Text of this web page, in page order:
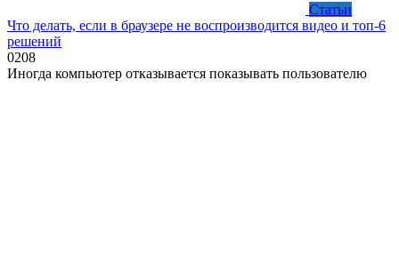
Статьи
Что делать, если в браузере не воспроизводится видео и топ-6
решений
0208
Иногда компьютер отказывается показывать пользователю